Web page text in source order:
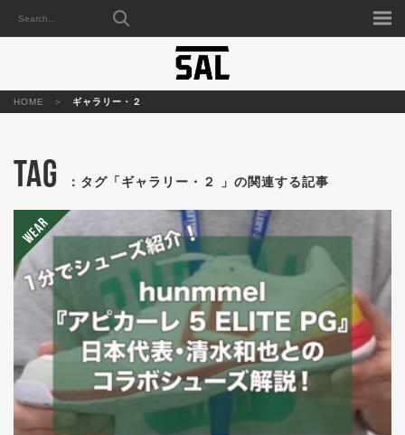
HOME ギャラリー・２
TAG ：タグ「ギャラリー・２ 」の関連する記事